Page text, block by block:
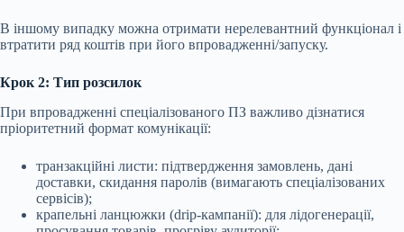
В іншому випадку можна отримати нерелевантний функціонал і
втратити ряд коштів при його впровадженні/запуску.
Крок 2: Тип розсилок
При впровадженні спеціалізованого ПЗ важливо дізнатися
пріоритетний формат комунікації:
транзакційні листи: підтвердження замовлень, дані
доставки, скидання паролів (вимагають спеціалізованих
сервісів);
крапельні ланцюжки (drip-кампанії): для лідогенерації,